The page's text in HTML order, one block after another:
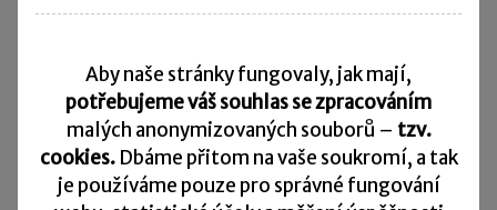
Účetní jednotky jsou povinny vést účetnictví tak,
aby účetní závěrka sestavená na jeho základě
podávala věrný a poctivý obraz předmětu
účetnictví a finanční situace účetní jednotky.
Aby naše stránky fungovaly, jak mají,
potřebujeme váš souhlas se zpracováním
malých anonymizovaných souborů – tzv.
cookies. Dbáme přitom na vaše soukromí, a tak
je používáme pouze pro správné fungování